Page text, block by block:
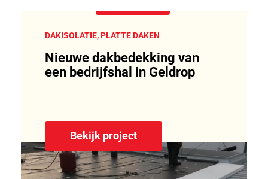
DAKISOLATIE, PLATTE DAKEN
Nieuwe dakbedekking van
een bedrijfshal in Geldrop
Bekijk project